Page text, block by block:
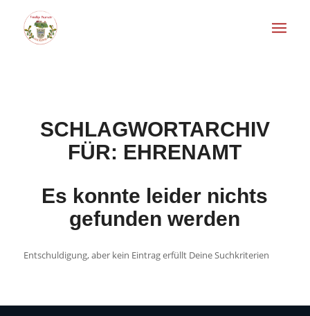
SCHLAGWORTARCHIV
FÜR: EHRENAMT
Es konnte leider nichts
gefunden werden
Entschuldigung, aber kein Eintrag erfüllt Deine Suchkriterien